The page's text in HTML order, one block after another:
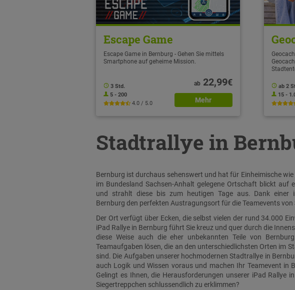
Escape Game
Escape Game in Bernburg - Gehen Sie mittels
Smartphone auf geheime Mission.
3 Std.
5 - 200
4.0 / 5.0
ab22,99€
Mehr
ab 2
15 -
Stadtrallye in
Bernburg ist durchaus sehenswert und hat für Einheimische wie
im Bundesland Sachsen-Anhalt gelegene Ortschaft blickt auf
und strahlt diese bis zum heutigen Tage aus. Dank einer
Bernburg den perfekten Austragungsort für die Teamevents von
Der Ort verfügt über Ecken, die selbst vielen der rund 34.000
iPad Rallye in Bernburg führt Sie kreuz und quer durch die
diese Weise auch die eher unbekannten Teile von
Teamaufgaben lösen, die an den unterschiedlichsten Orten im
sind. Die Aufgaben unserer hochmodernen Stadtrallye in
auch Logik und Wissen voraus und machen Ihr Teamevent in
Gelingt es Ihnen, die Herausforderungen unserer iPad Rallye
Siegertreppchen schlussendlich zu erklimmen?